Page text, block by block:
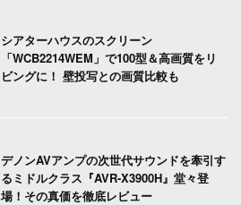
シアターハウスのスクリーン
「WCB2214WEM」で100型＆高画質をリ
ビングに！ 壁投写との画質比較も
デノンAVアンプの次世代サウンドを牽引す
るミドルクラス『AVR-X3900H』堂々登
場！その真価を徹底レビュー